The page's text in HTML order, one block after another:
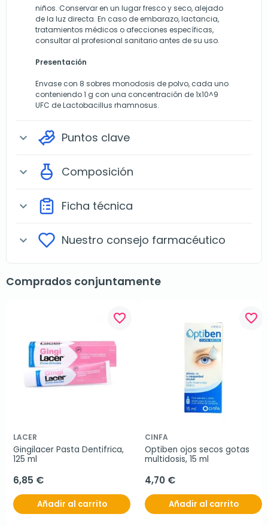
niños. Conservar en un lugar fresco y seco, alejado
de la luz directa. En caso de embarazo, lactancia,
tratamientos médicos o afecciones específicas,
consultar al profesional sanitario antes de su uso.
Presentación
Envase con 8 sobres monodosis de polvo, cada uno
conteniendo 1 g con una concentración de 1x10^9
UFC de Lactobacillus rhamnosus.
expand_more Puntos clave
expand_more Composición
expand_more Ficha técnica
expand_more Nuestro consejo farmacéutico
Comprados conjuntamente
favorite_border
LACER
Gingilacer Pasta Dentifrica,
125 ml
6,85 €
Añadir al carrito
favorite_border
CINFA
Optiben ojos secos gotas
multidosis, 15 ml
4,70 €
Añadir al carrito